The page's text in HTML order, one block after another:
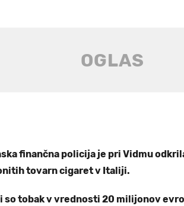
finančna policija je pri Vidmu
tovarn cigaret v Italiji.
so tobak v vrednosti 20 milijonov